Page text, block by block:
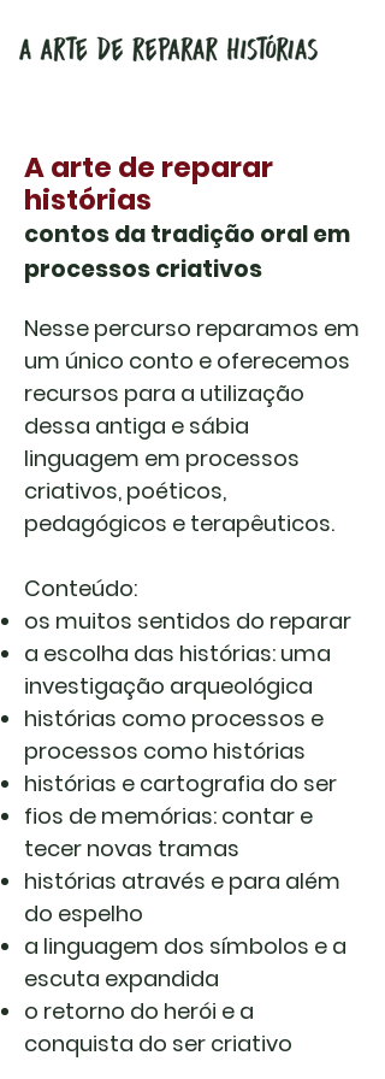
A arte de reparar
histórias
contos da tradição oral em
processos criativos
Nesse percurso reparamos em
um único conto e oferecemos
recursos para a utilização
dessa antiga e sábia
linguagem em processos
criativos, poéticos,
pedagógicos e terapêuticos.
Conteúdo:
os muitos sentidos do reparar
a escolha das histórias: uma
investigação arqueológica
histórias como processos e
processos como histórias
histórias e cartografia do ser
fios de memórias: contar e
tecer novas tramas
histórias através e para além
do espelho
a linguagem dos símbolos e a
escuta expandida
o retorno do herói e a
conquista do ser criativo